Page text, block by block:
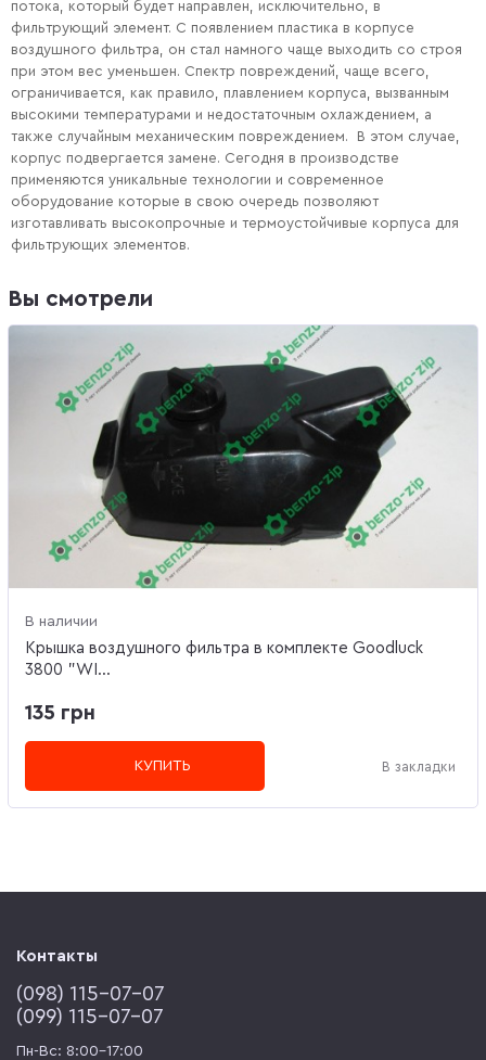
потока, который будет направлен, исключительно, в
фильтрующий элемент. С появлением пластика в корпусе
воздушного фильтра, он стал намного чаще выходить со строя
при этом вес уменьшен. Спектр повреждений, чаще всего,
ограничивается, как правило, плавлением корпуса, вызванным
высокими температурами и недостаточным охлаждением, а
также случайным механическим повреждением. В этом случае,
корпус подвергается замене. Сегодня в производстве
применяются уникальные технологии и современное
оборудование которые в свою очередь позволяют
изготавливать высокопрочные и термоустойчивые корпуса для
фильтрующих элементов.
Вы смотрели
В наличии
Крышка воздушного фильтра в комплекте Goodluck
3800 "WI...
135 грн
КУПИТЬ В закладки
Контакты
(‎098) 115-07-07
(‎099) 115-07-07
Пн-Вс: 8:00-17:00